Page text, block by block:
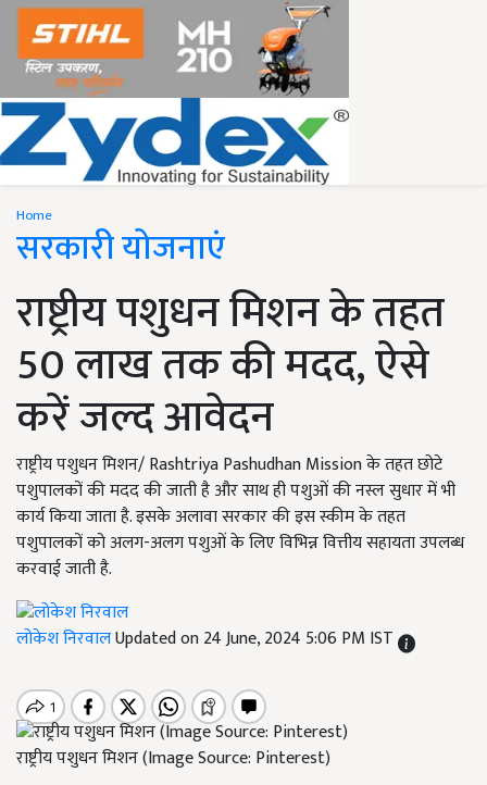
Home
सरकारी योजनाएं
राष्ट्रीय पशुधन मिशन के तहत
50 लाख तक की मदद, ऐसे
करें जल्द आवेदन
राष्ट्रीय पशुधन मिशन/ Rashtriya Pashudhan Mission के तहत छोटे
पशुपालकों की मदद की जाती है और साथ ही पशुओं की नस्ल सुधार में भी
कार्य किया जाता है. इसके अलावा सरकार की इस स्कीम के तहत
पशुपालकों को अलग-अलग पशुओं के लिए विभिन्न वित्तीय सहायता उपलब्ध
करवाई जाती है.
लोकेश निरवालUpdated on 24 June, 2024 5:06 PM IST
राष्ट्रीय पशुधन मिशन (Image Source: Pinterest)